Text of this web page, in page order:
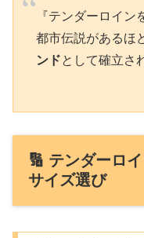
『テンダーロイン
都市伝説があるほ
ンドとして確立さ
🔢 テンダーロ
サイズ選び